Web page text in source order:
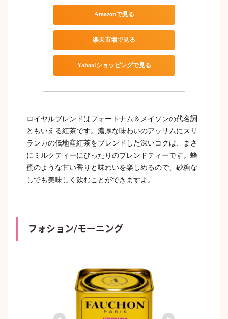
Amazonで見る
楽天市場で見る
Yahoo!ショッピングで見る
ロイヤルブレンドはフォートナム＆メイソンの代名詞
ともいえる紅茶です。濃厚な味わいのアッサムにスリ
ランカの低地産紅茶をブレンドした深いコクは、まさ
にミルクティーにぴったりのブレンドティーです。蜂
蜜のような甘い香りと味わいを楽しめるので、砂糖な
しでも美味しく飲むことができますよ。
フォション/モーニング